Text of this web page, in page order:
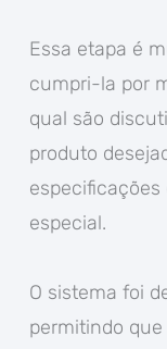
Essa etapa é
cumpri-la por
qual são
produto
especial.
O sistema foi
permitindo